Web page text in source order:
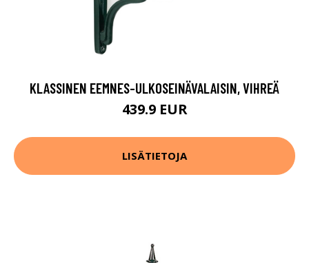
KLASSINEN EEMNES-ULKOSEINÄVALAISIN, VIHREÄ
439.9 EUR
LISÄTIETOJA